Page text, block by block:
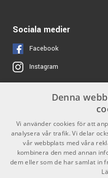
K&M 18990 -
Keyboardstativ
ARTIKELNUMMER
Keyboardstativ
ARTIKELNUMMER
Sociala medier
Facebook
Instagram
X
Youtube
TikTok
Denna
Vi använder cookies för att
analysera vår trafik. Vi delar
vår webbplats med våra
kombinera den med annan
dem eller som de har samlat in